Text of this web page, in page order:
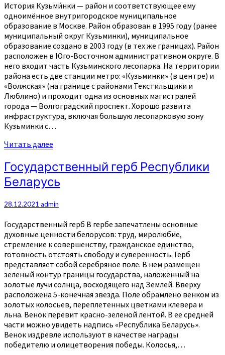
История Кузьми́нки — район и соответствующее ему
одноимённое внутригородское муниципальное
образование в Москве. Район образован в 1995 году (ранее
муниципальный округ Кузьминки), муниципальное
образование создано в 2003 году (в тех же границах). Район
расположен в Юго-Восточном административном округе. В
него входит часть Кузьминского лесопарка. На территории
района есть две станции метро: «Кузьминки» (в центре) и
«Волжская» (на границе с районами Текстильщики и
Люблино) и проходит одна из основных магистралей
города — Волгоградский проспект. Хорошо развита
инфраструктура, включая большую лесопарковую зону
Кузьминки с…
Читать далее
Государственный
герб
Республики
Государственный герб Республики
Беларусь
28.12.2021 admin
Государственный герб В гербе запечатлены основные
духовные ценности белорусов: труд, миролюбие,
стремление к совершенству, гражданское единство,
готовность отстоять свободу и суверенность. Герб
представляет собой серебряное поле. В нем размещен
зеленый контур границы государства, наложенный на
золотые лучи солнца, восходящего над Землей. Вверху
расположена 5-конечная звезда. Поле обрамлено венком из
золотых колосьев, переплетенных цветками клевера и
льна. Венок перевит красно-зеленой лентой. В ее средней
части можно увидеть надпись «Республика Беларусь».
Венок издревле используют в качестве награды
победителю и олицетворения победы. Колосья,…